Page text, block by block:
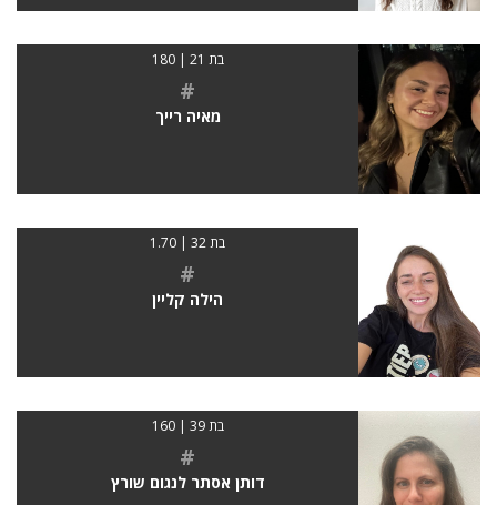
בת 21 | 180
#
מאיה רייך
בת 32 | 1.70
#
הילה קליין
בת 39 | 160
#
דותן אסתר לנגום שורץ